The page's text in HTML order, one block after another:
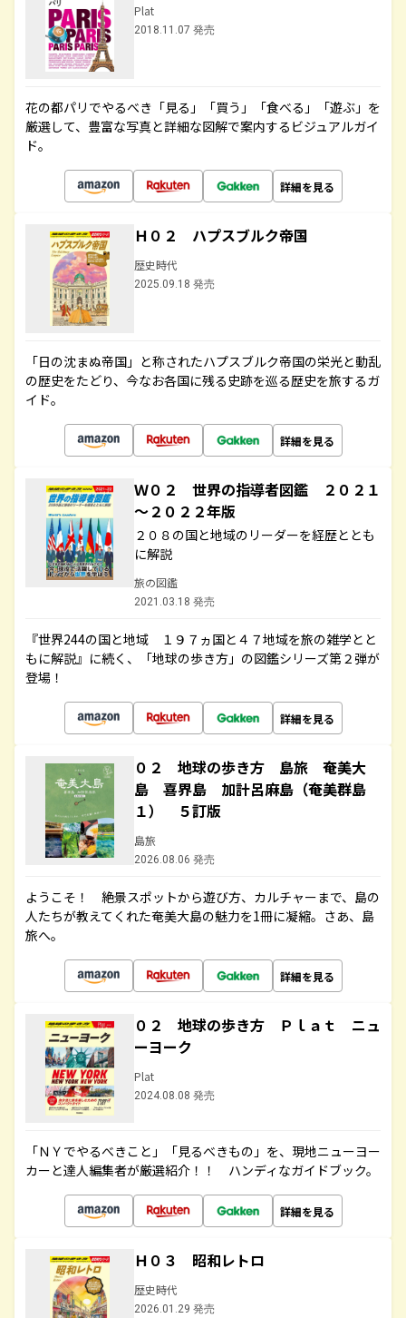
Plat
2018.11.07 発売
花の都パリでやるべき「見る」「買う」「食べる」「遊ぶ」を
厳選して、豊富な写真と詳細な図解で案内するビジュアルガイ
ド。
詳細を見る
Ｈ０２ ハプスブルク帝国
歴史時代
2025.09.18 発売
「日の沈まぬ帝国」と称されたハプスブルク帝国の栄光と動乱
の歴史をたどり、今なお各国に残る史跡を巡る歴史を旅するガ
イド。
詳細を見る
Ｗ０２ 世界の指導者図鑑 ２０２１
～２０２２年版
２０８の国と地域のリーダーを経歴ととも
に解説
旅の図鑑
2021.03.18 発売
『世界244の国と地域 １９７ヵ国と４７地域を旅の雑学とと
もに解説』に続く、「地球の歩き方」の図鑑シリーズ第２弾が
登場！
詳細を見る
０２ 地球の歩き方 島旅 奄美大
島 喜界島 加計呂麻島（奄美群島
１） ５訂版
島旅
2026.08.06 発売
ようこそ！ 絶景スポットから遊び方、カルチャーまで、島の
人たちが教えてくれた奄美大島の魅力を1冊に凝縮。さあ、島
旅へ。
詳細を見る
０２ 地球の歩き方 Ｐｌａｔ ニュ
ーヨーク
Plat
2024.08.08 発売
「ＮＹでやるべきこと」「見るべきもの」を、現地ニューヨー
カーと達人編集者が厳選紹介！！ ハンディなガイドブック。
詳細を見る
Ｈ０３ 昭和レトロ
歴史時代
2026.01.29 発売